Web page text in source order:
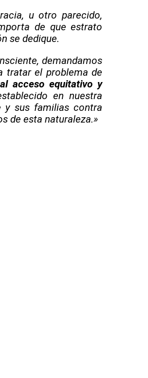
u otro parecido,
de que estrato
se dedique.
demandamos
tratar el problema de
acceso equitativo y
en nuestra
y sus familias contra
de esta naturaleza.»